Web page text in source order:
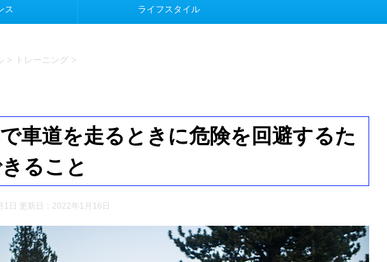
ス ライフスタイル
> トレーニング >
車道を走るときに危険を回避するた
ること
日 更新日： 2022年1月16日